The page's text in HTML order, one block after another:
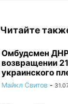
Читайте
Омбудсмен
возвращении
украинского
Майкл Свитов -